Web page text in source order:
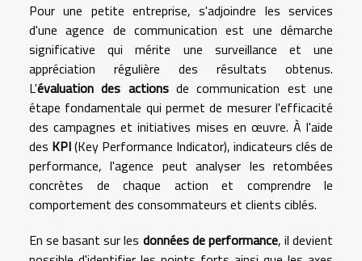
Pour une petite entreprise, s'adjoindre les services
d'une agence de communication est une démarche
significative qui mérite une surveillance et une
appréciation régulière des résultats obtenus.
L'évaluation des actionsde communication est une
étape fondamentale qui permet de mesurer l'efficacité
des campagnes et initiatives mises en œuvre. À l'aide
des KPI(Key Performance Indicator), indicateurs clés de
performance, l'agence peut analyser les retombées
concrètes de chaque action et comprendre le
comportement des consommateurs et clients ciblés.
En se basant sur les données de performance, il devient